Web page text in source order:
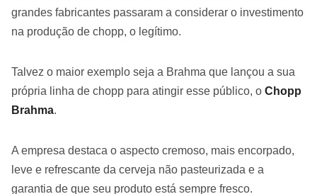
grandes fabricantes passaram a considerar o investimento
na produção de chopp, o legítimo.
Talvez o maior exemplo seja a Brahma que lançou a sua
própria linha de chopp para atingir esse público, o Chopp
Brahma.
A empresa destaca o aspecto cremoso, mais encorpado,
leve e refrescante da cerveja não pasteurizada e a
garantia de que seu produto está sempre fresco.